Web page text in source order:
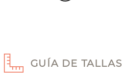
GUÍA DE TALLAS